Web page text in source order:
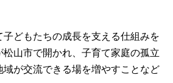
どもたちの成長を支える仕組みを
山市で開かれ、子育て家庭の孤立
域が交流できる場を増やすことなど